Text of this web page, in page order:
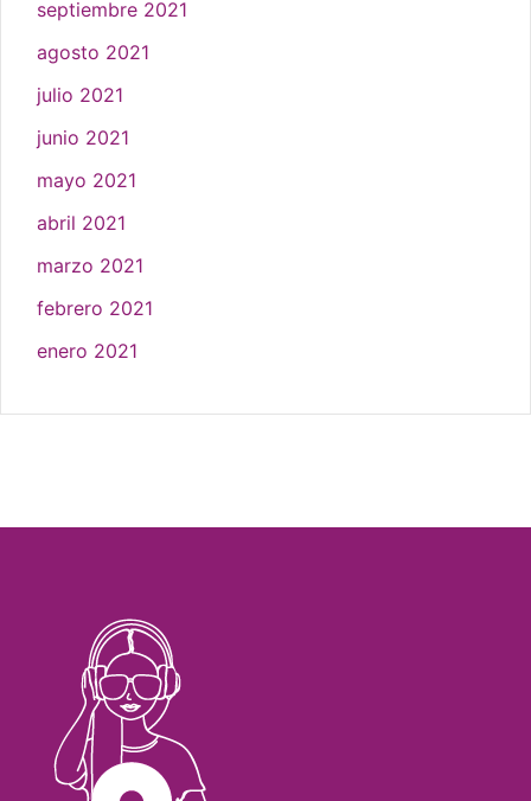
septiembre 2021
agosto 2021
julio 2021
junio 2021
mayo 2021
abril 2021
marzo 2021
febrero 2021
enero 2021